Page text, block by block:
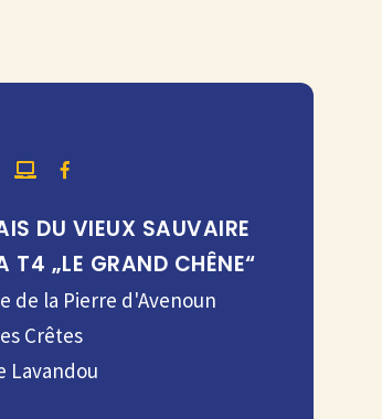
DU VIEUX SAUVAIRE
T4 „LE GRAND CHÊNE“
de la Pierre d'Avenoun
Crêtes
Lavandou